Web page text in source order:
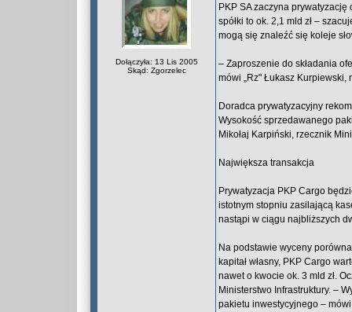
Dołączyła: 13 Lis 2005
Skąd: Zgorzelec
PKP SA zaczyna
spółki to ok. 2,1 mld zł –
mogą się znaleźć się koleje
– Zaproszenie do składania
mówi „Rz" Łukasz Kurpiewski,
Doradca prywatyzacyjny
Wysokość sprzedawanego
Mikołaj Karpiński, rzecznik
Największa transakcja
Prywatyzacja PKP Cargo
istotnym stopniu zasilającą
nastąpi w ciągu najbliższych
Na podstawie wyceny
kapitał własny, PKP Cargo
nawet o kwocie ok. 3 mld zł.
Ministerstwo Infrastruktury. –
pakietu inwestycyjnego – mówi